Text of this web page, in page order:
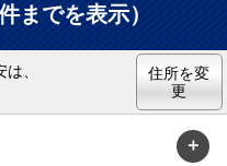
までを表示）
、
住所を変
更